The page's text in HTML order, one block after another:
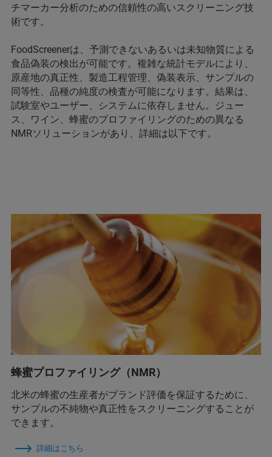
チマーカー分析のための信頼性の高いスクリーニング技
術です。
FoodScreenerは、予測できないあるいは未知物質による
食品偽装の検出が可能です。複雑な統計モデルにより、
原産地の真正性、製造工程管理、偽装表示、サンプルの
同等性、品種の純度の検査が可能になります。結果は、
試験室やユーザー、システムに依存しません。ジュー
ス、ワイン、蜂蜜のプロファイリングのための異なる
NMRソリューションがあり、詳細は以下です。
蜂蜜プロファイリング（NMR）
北米の蜂蜜の生産者がブランド評価を保証するために、
サンプルの不純物や真正性をスクリーニングすることが
できます。
詳細はこちら